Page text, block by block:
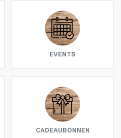
EVENTS
CADEAUBONNEN